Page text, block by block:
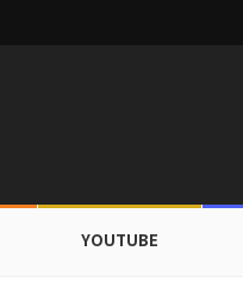
YOUTUBE